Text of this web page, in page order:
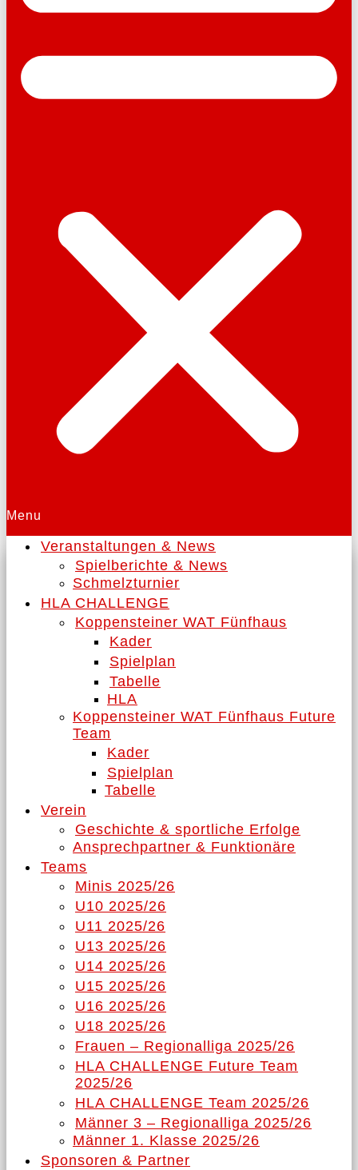
Menu
Veranstaltungen & News
Spielberichte & News
Schmelzturnier
HLA CHALLENGE
Koppensteiner WAT Fünfhaus
Kader
Spielplan
Tabelle
HLA
Koppensteiner WAT Fünfhaus Future
Team
Kader
Spielplan
Tabelle
Verein
Geschichte & sportliche Erfolge
Ansprechpartner & Funktionäre
Teams
Minis 2025/26
U10 2025/26
U11 2025/26
U13 2025/26
U14 2025/26
U15 2025/26
U16 2025/26
U18 2025/26
Frauen – Regionalliga 2025/26
HLA CHALLENGE Future Team
2025/26
HLA CHALLENGE Team 2025/26
Männer 3 – Regionalliga 2025/26
Männer 1. Klasse 2025/26
Sponsoren & Partner